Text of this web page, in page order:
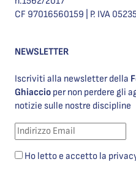
CF 97016560159 | P. IVA
NEWSLETTER
Iscriviti alla newsletter della
Ghiaccio per non perdere gli
notizie sulle nostre discipline
Ho letto e accetto la